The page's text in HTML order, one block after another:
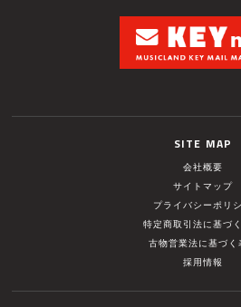
SITE MAP
会社概要
サイトマップ
プライバシーポリ
特定商取引法に基づ
古物営業法に基づく
採用情報